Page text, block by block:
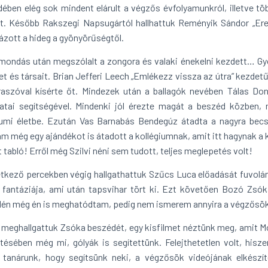
elég sok mindent elárult a végzős évfolyamunkról, illetve
Később Rakszegi Napsugártól hallhattuk Reményik Sándor
a hideg a gyönyörűségtől.
után megszólalt a zongora és valaki énekelni kezdett…
és társait. Brian Jefferi Leech „Emlékezz vissza az útra”
kísérte őt. Mindezek után a ballagók nevében Tálas
segítségével. Mindenki jól érezte magát a beszéd
életbe. Ezután Vas Barnabás Bendegúz átadta a nagyra
még egy ajándékot is átadott a kollégiumnak, amit itt hagynak
tabló! Erről még Szilvi néni sem tudott, teljes meglepetés volt!
percekben végig hallgathattuk Szűcs Luca előadását
fantáziája, ami után tapsvihar tört ki. Ezt követően Bozó
még én is meghatódtam, pedig nem ismerem annyira a
Zsóka beszédét, egy kisfilmet néztünk meg, amit
még mi, gólyák is segítettünk. Felejthetetlen volt,
tanárunk, hogy segítsünk neki, a végzősök videójának